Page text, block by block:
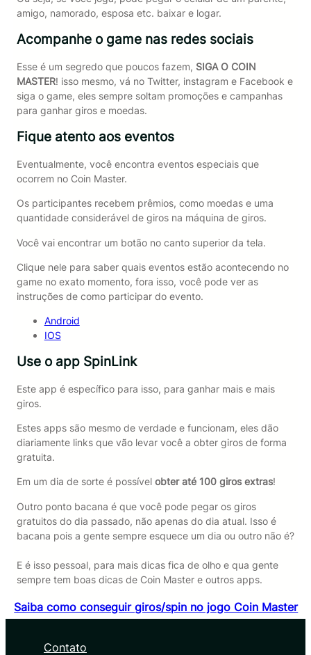
amigo, namorado, esposa etc. baixar e logar.
Acompanhe o game nas redes sociais
Esse é um segredo que poucos fazem, SIGA O COIN
MASTER! isso mesmo, vá no Twitter, instagram e Facebook e
siga o game, eles sempre soltam promoções e campanhas
para ganhar giros e moedas.
Fique atento aos eventos
Eventualmente, você encontra eventos especiais que
ocorrem no Coin Master.
Os participantes recebem prêmios, como moedas e uma
quantidade considerável de giros na máquina de giros.
Você vai encontrar um botão no canto superior da tela.
Clique nele para saber quais eventos estão acontecendo no
game no exato momento, fora isso, você pode ver as
instruções de como participar do evento.
Android
IOS
Use o app SpinLink
Este app é específico para isso, para ganhar mais e mais
giros.
Estes apps são mesmo de verdade e funcionam, eles dão
diariamente links que vão levar você a obter giros de forma
gratuita.
Em um dia de sorte é possível obter até 100 giros extras!
Outro ponto bacana é que você pode pegar os giros
gratuitos do dia passado, não apenas do dia atual. Isso é
bacana pois a gente sempre esquece um dia ou outro não é?
E é isso pessoal, para mais dicas fica de olho e qua gente
sempre tem boas dicas de Coin Master e outros apps.
Saiba como conseguir giros/spin no jogo Coin Master
Contato